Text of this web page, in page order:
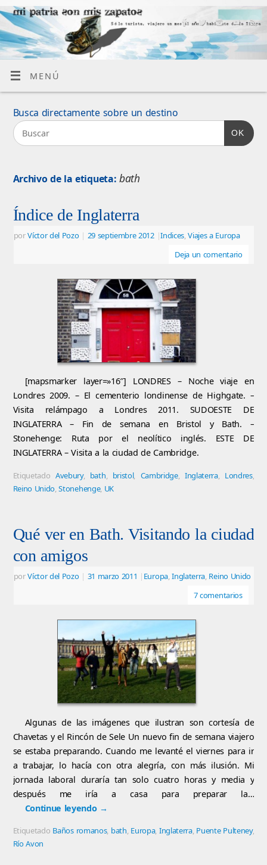
MENÚ
Busca directamente sobre un destino
OK
Archivo de la etiqueta: bath
Índice de Inglaterra
porVíctor del Pozo | 29 septiembre 2012 |Indices,Viajes a Europa
Deja un comentario
[mapsmarker layer=»16″] LONDRES – Noche viaje en
Londres 2009. – El cementerio londinense de Highgate. –
Visita relámpago a Londres 2011. SUDOESTE DE
INGLATERRA – Fin de semana en Bristol y Bath. –
Stonehenge: Ruta por el neolítico inglés. ESTE DE
INGLATERRA – Visita a la ciudad de Cambridge.
Etiquetado Avebury, bath, bristol, Cambridge, Inglaterra, Londres,
Reino Unido,Stonehenge, UK
Qué ver en Bath. Visitando la ciudad
con amigos
porVíctor del Pozo | 31 marzo 2011 | Europa,Inglaterra, Reino Unido
7 comentarios
Algunas de las imágenes que ilustran son cortesía de
Chavetas y el Rincón de Sele Un nuevo fin de semana viajero
se estaba preparando. Cuando me levanté el viernes para ir
a trabajar, lo hacía con otra alegría, con más ilusión. Mi
jornada laboral duraría tan solo cuatro horas y media y
después me iría a casa para preparar la…
Continue leyendo →
Etiquetado Baños romanos, bath, Europa, Inglaterra, Puente Pulteney,
Río Avon